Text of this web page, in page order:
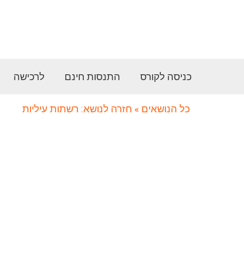
כניסה לקורס התנסות חינם לרכישה
כל הנושאים » חזרה לנושא: רשתות עיליות